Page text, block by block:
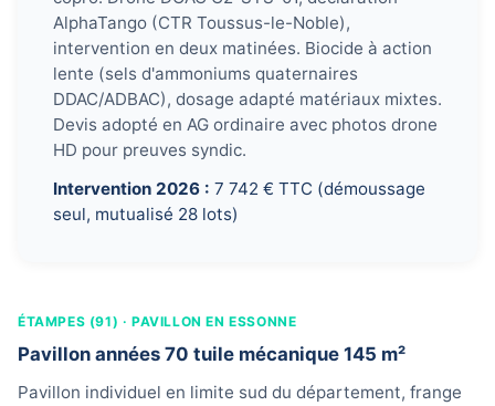
AlphaTango (CTR Toussus-le-Noble),
intervention en deux matinées. Biocide à action
lente (sels d'ammoniums quaternaires
DDAC/ADBAC), dosage adapté matériaux mixtes.
Devis adopté en AG ordinaire avec photos drone
HD pour preuves syndic.
Intervention 2026 : 7 742 € TTC (démoussage
seul, mutualisé 28 lots)
ÉTAMPES (91) · PAVILLON EN ESSONNE
Pavillon années 70 tuile mécanique 145 m²
Pavillon individuel en limite sud du département, frange